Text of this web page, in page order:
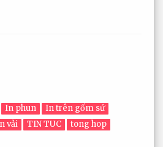
In phun
In trên gốm sứ
vải TIN TUC tong hop